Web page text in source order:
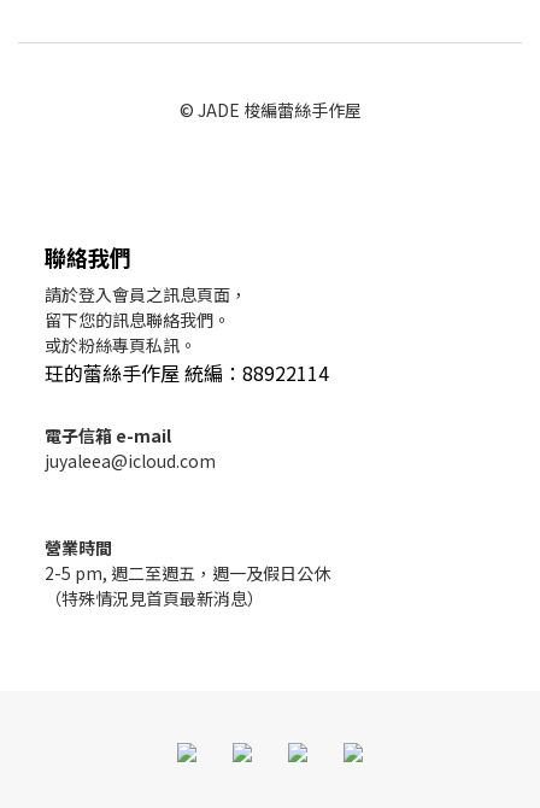
© JADE 梭編蕾絲手作屋
聯絡我們
請於登入會員之訊息頁面，
留下您的訊息聯絡我們。
或於粉絲專頁私訊。
玨的蕾絲手作屋 統編：88922114
電子信箱 e-mail
juyaleea@icloud.com
營業時間
2-5 pm, 週二至週五，週一及假日公休
（特殊情況見首頁最新消息）